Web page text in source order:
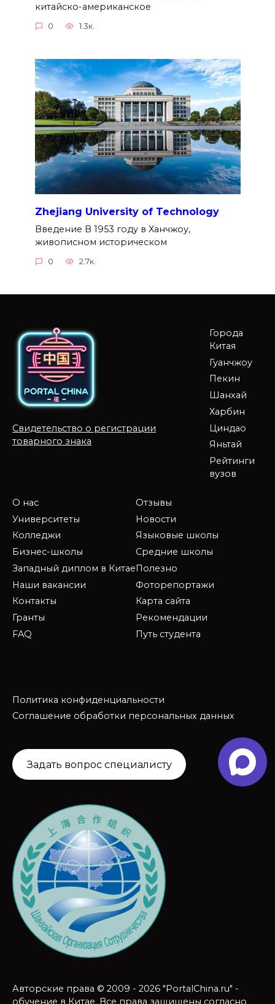
китайско-американское
0 1.3к.
Zhejiang University of Technology
Введение В 1953 году в Ханчжоу,
живописном историческом
0 2.7к.
Свидетельство о регистрации
товарного знака
Города
Китая
Гуанчжоу
Пекин
Шанхай
Харбин
Циндао
Яньтай
Рейтинги
вузов
О нас
Университеты
Колледжи
Бизнес-школы
Западный диплом в Китае
Наши вакансии
Контакты
Гранты
FAQ
Отзывы
Новости
Языковые школы
Средние школы
Полезно
Фоторепортажи
Карта сайта
Рекомендации
Путь студента
Политика конфиденциальности
Соглашение обработки персональных данных
Задать вопрос специалисту
Авторские права © 2009 - 2026 "PortalChina.ru" -
обучение в Китае. Все права защищены согласно